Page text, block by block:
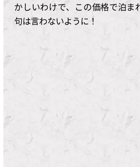
かしいわけで、この価格で泊ま
句は言わないように！